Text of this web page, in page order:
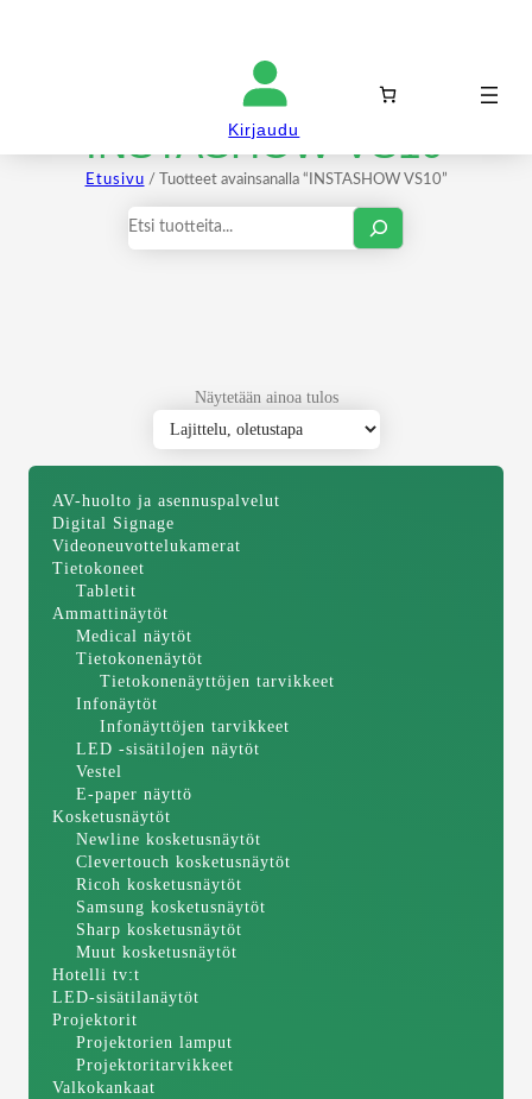
Kirjaudu
INSTASHOW VS10
Etusivu / Tuotteet avainsanalla “INSTASHOW VS10”
Haku
Näytetään ainoa tulos
AV-huolto ja asennuspalvelut
Digital Signage
Videoneuvottelukamerat
Tietokoneet
Tabletit
Ammattinäytöt
Medical näytöt
Tietokonenäytöt
Tietokonenäyttöjen tarvikkeet
Infonäytöt
Infonäyttöjen tarvikkeet
LED -sisätilojen näytöt
Vestel
E-paper näyttö
Kosketusnäytöt
Newline kosketusnäytöt
Clevertouch kosketusnäytöt
Ricoh kosketusnäytöt
Samsung kosketusnäytöt
Sharp kosketusnäytöt
Muut kosketusnäytöt
Hotelli tv:t
LED-sisätilanäytöt
Projektorit
Projektorien lamput
Projektoritarvikkeet
Valkokankaat